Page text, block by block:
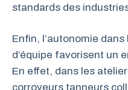
standards des
Enfin, l’autonomie
d’équipe favorisent un
En effet, dans les
corroyeurs tanneurs